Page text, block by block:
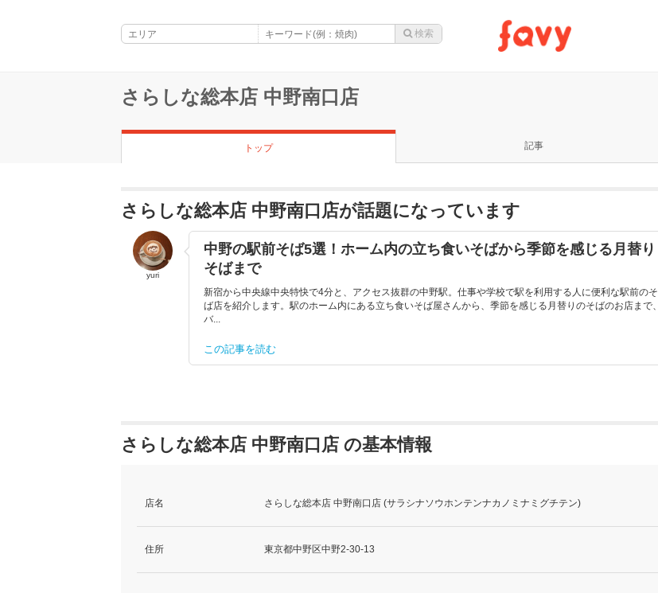
さらしな総本店 中野南口店
トップ 記事
さらしな総本店 中野南口店が話題になっています
yuri
中野の駅前そば5選！ホーム内の立ち食いそばから季節を感じる月替り
そばまで
新宿から中央線中央特快で4分と、アクセス抜群の中野駅。仕事や学校で駅を利用する人に便利な駅前のそ
ば店を紹介します。駅のホーム内にある立ち食いそば屋さんから、季節を感じる月替りのそばのお店まで、
バ...
この記事を読む
さらしな総本店 中野南口店 の基本情報
店名 さらしな総本店 中野南口店 (サラシナソウホンテンナカノミナミグチテン)
住所 東京都中野区中野2-30-13